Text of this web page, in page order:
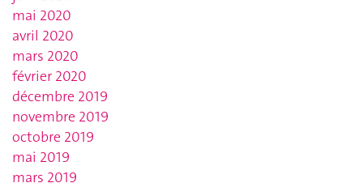
mai 2020
avril 2020
mars 2020
février 2020
décembre 2019
novembre 2019
octobre 2019
mai 2019
mars 2019